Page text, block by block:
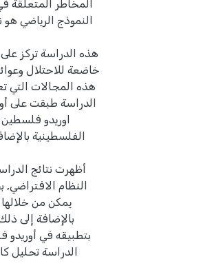
المخاطر المتعلقة
النموذج الرياضي
هذه الدراسة تركز
خاضعة للاحتلال
هذه المجالات التي
الدراسة طبقت على
اوريدو
الفلسطينية
أظهرت نتائج
النظام
يمكن من خلالها
بالإضافة إلى
بتطبيقه في
الدراسة تحليل